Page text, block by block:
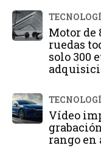
Motor de
ruedas
solo 300
Vídeo
rango en